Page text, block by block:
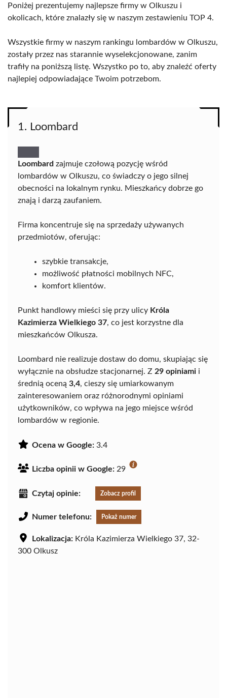
Poniżej prezentujemy najlepsze firmy w Olkuszu i
okolicach, które znalazły się w naszym zestawieniu TOP 4.
Wszystkie firmy w naszym rankingu lombardów w Olkuszu,
zostały przez nas starannie wyselekcjonowane, zanim
trafiły na poniższą listę. Wszystko po to, aby znaleźć oferty
najlepiej odpowiadające Twoim potrzebom.
1. Loombard
Loombard zajmuje czołową pozycję wśród
lombardów w Olkuszu, co świadczy o jego silnej
obecności na lokalnym rynku. Mieszkańcy dobrze go
znają i darzą zaufaniem.
Firma koncentruje się na sprzedaży używanych
przedmiotów, oferując:
szybkie transakcje,
możliwość płatności mobilnych NFC,
komfort klientów.
Punkt handlowy mieści się przy ulicy Króla
Kazimierza Wielkiego 37, co jest korzystne dla
mieszkańców Olkusza.
Loombard nie realizuje dostaw do domu, skupiając się
wyłącznie na obsłudze stacjonarnej. Z 29 opiniami i
średnią oceną 3,4, cieszy się umiarkowanym
zainteresowaniem oraz różnorodnymi opiniami
użytkowników, co wpływa na jego miejsce wśród
lombardów w regionie.
Ocena w Google: 3.4
Liczba opinii w Google: 29
Czytaj opinie: Zobacz profil
Numer telefonu: Pokaż numer
Lokalizacja: Króla Kazimierza Wielkiego 37, 32-
300 Olkusz